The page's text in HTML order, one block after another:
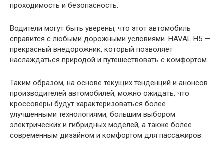
проходимость и безопасность.
Водители могут быть уверены, что этот автомобиль
справится с любыми дорожными условиями. HAVAL H5 —
прекрасный внедорожник, который позволяет
наслаждаться природой и путешествовать с комфортом.
Таким образом, на основе текущих тенденций и анонсов
производителей автомобилей, можно ожидать, что
кроссоверы будут характеризоваться более
улучшенными технологиями, большим выбором
электрических и гибридных моделей, а также более
современным дизайном и комфортом для пассажиров.